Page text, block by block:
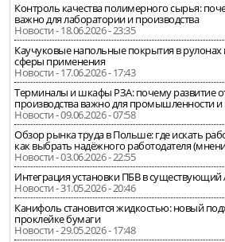
Контроль качества полимерного сырья:
важно для лаборатории и производства
Новости - 18.06.2026 - 23:35
Каучуковые напольные покрытия в рулонах
сферы применения
Новости - 17.06.2026 - 17:43
Терминалы и шкафы РЗА: почему развитие
производства важно для промышленности
Новости - 09.06.2026 - 07:58
Обзор рынка труда в Польше: где искать
как выбрать надёжного работодателя
Новости - 03.06.2026 - 22:55
Интеграция установки ПБВ в существующий
Новости - 31.05.2026 - 20:46
Канифоль становится жидкостью: новый
проклейке бумаги
Новости - 29.05.2026 - 17:48